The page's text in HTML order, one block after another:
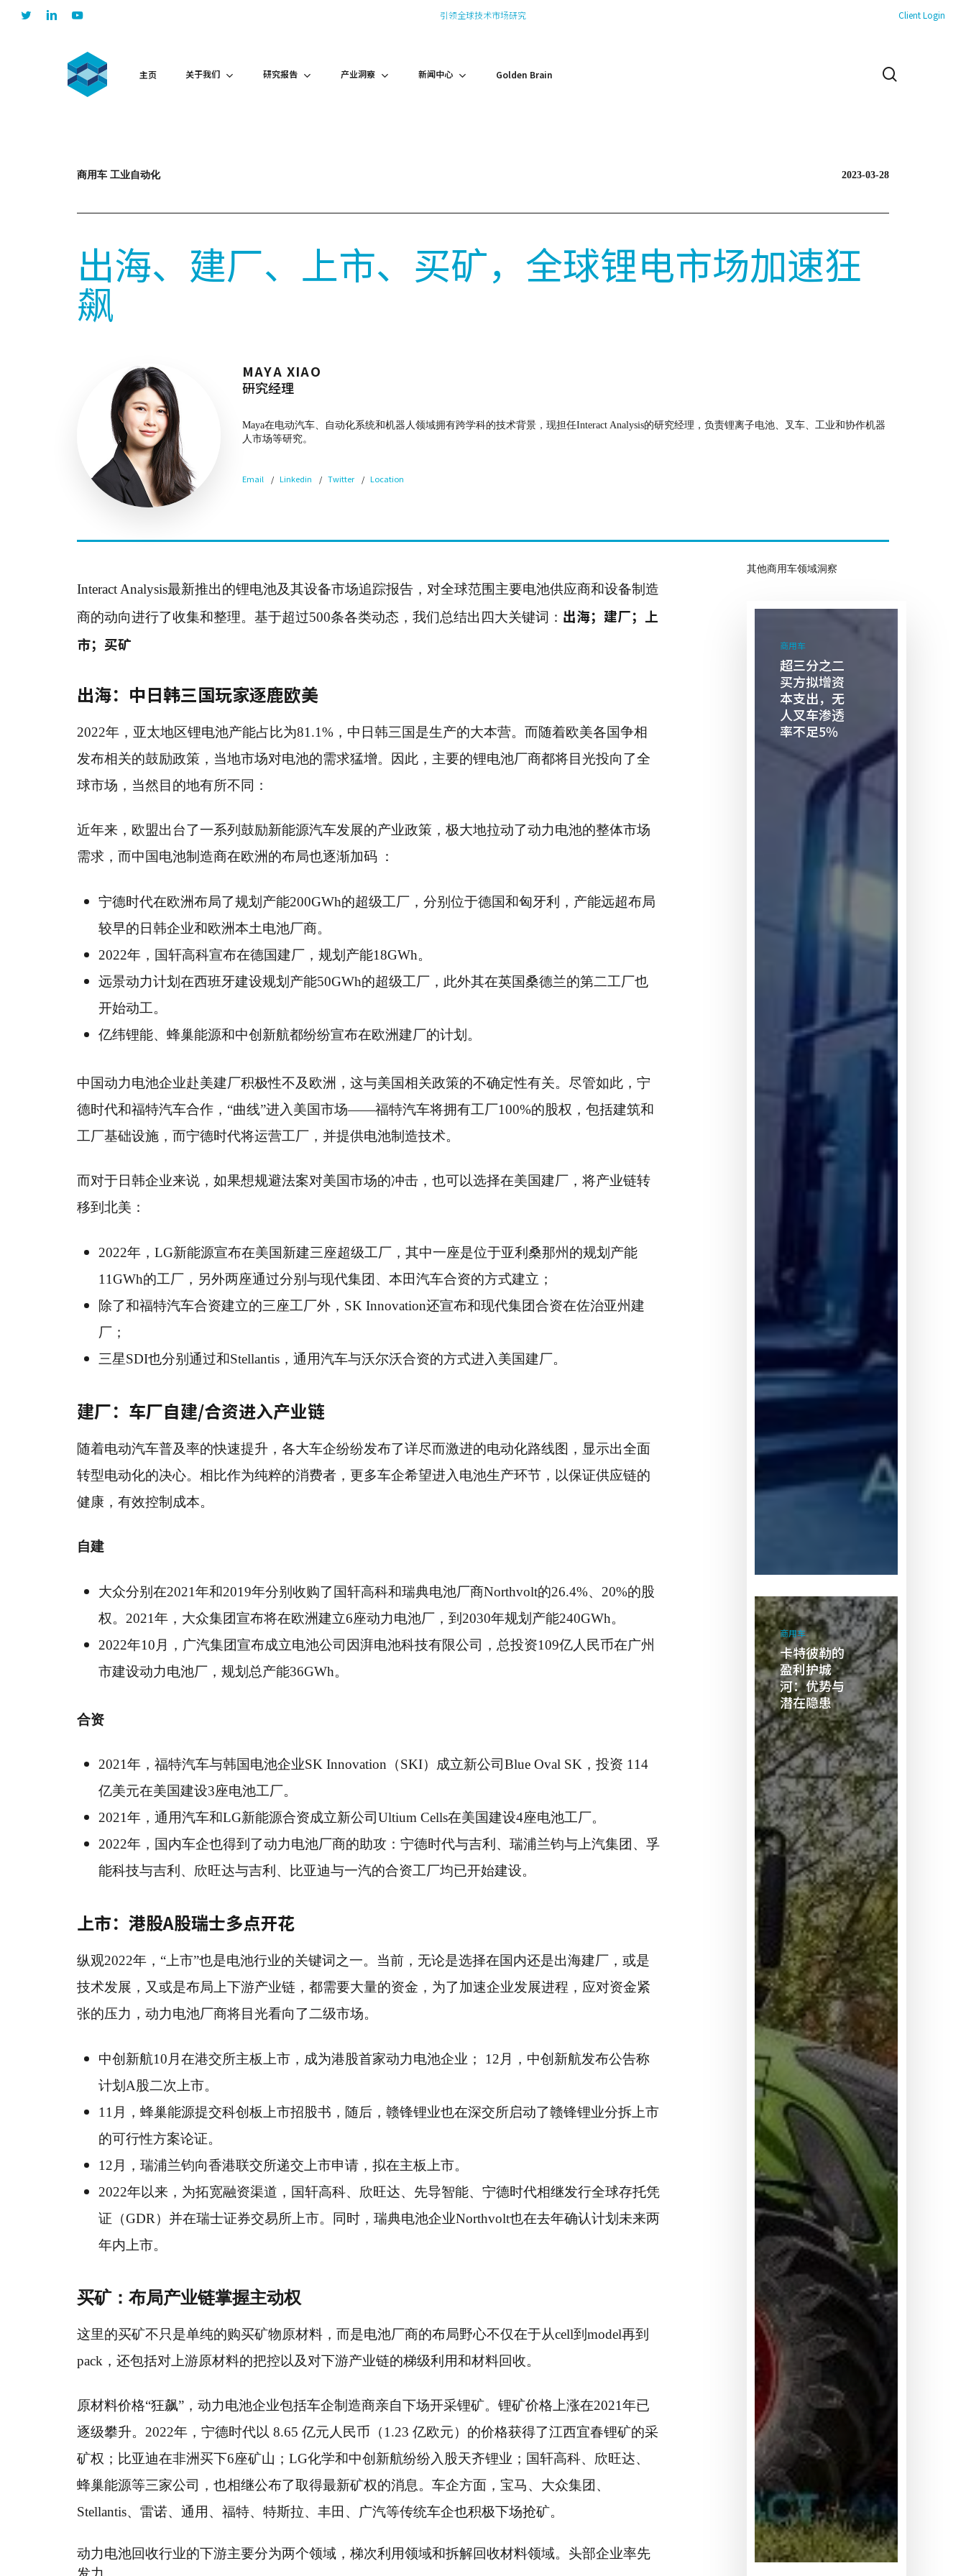
Skip
twitterlinkedin
引领全球技术市场研究 Client Login
主页 关于我们 研究报告 产业洞察 新闻中心 Golden Brain
商用车 工业自动化 2023-03-28
出海、建厂、上市、买矿，全球锂电市场加速狂
飙
MAYA XIAO
研究经理
Maya在电动汽车、自动化系统和机器人领域拥有跨学科的技术背景，现担任Interact Analysis的研究经理，负责锂离子电池、叉车、工业和协作机器
人市场等研究。
Email Linkedin Twitter Location
Interact Analysis最新推出的锂电池及其设备市场追踪报告，对全球范围主要电池供应商和设备制造
商的动向进行了收集和整理。基于超过500条各类动态，我们总结出四大关键词： 出海；建厂；上
市；买矿
出海：中日韩三国玩家逐鹿欧美
2022年，亚太地区锂电池产能占比为81.1%，中日韩三国是生产的大本营。而随着欧美各国争相
发布相关的鼓励政策，当地市场对电池的需求猛增。因此，主要的锂电池厂商都将目光投向了全
球市场，当然目的地有所不同：
近年来，欧盟出台了一系列鼓励新能源汽车发展的产业政策，极大地拉动了动力电池的整体市场
需求，而中国电池制造商在欧洲的布局也逐渐加码 ：
宁德时代在欧洲布局了规划产能200GWh的超级工厂，分别位于德国和匈牙利，产能远超布局
较早的日韩企业和欧洲本土电池厂商。
2022年，国轩高科宣布在德国建厂，规划产能18GWh。
远景动力计划在西班牙建设规划产能50GWh的超级工厂，此外其在英国桑德兰的第二工厂也
开始动工。
亿纬锂能、蜂巢能源和中创新航都纷纷宣布在欧洲建厂的计划。
中国动力电池企业赴美建厂积极性不及欧洲，这与美国相关政策的不确定性有关。尽管如此，宁
德时代和福特汽车合作，“曲线”进入美国市场——福特汽车将拥有工厂100%的股权，包括建筑和
工厂基础设施，而宁德时代将运营工厂，并提供电池制造技术。
而对于日韩企业来说，如果想规避法案对美国市场的冲击，也可以选择在美国建厂，将产业链转
移到北美：
2022年，LG新能源宣布在美国新建三座超级工厂，其中一座是位于亚利桑那州的规划产能
11GWh的工厂，另外两座通过分别与现代集团、本田汽车合资的方式建立；
除了和福特汽车合资建立的三座工厂外，SK Innovation还宣布和现代集团合资在佐治亚州建
厂；
三星SDI也分别通过和Stellantis，通用汽车与沃尔沃合资的方式进入美国建厂。
建厂：车厂自建/合资进入产业链
随着电动汽车普及率的快速提升，各大车企纷纷发布了详尽而激进的电动化路线图，显示出全面
转型电动化的决心。相比作为纯粹的消费者，更多车企希望进入电池生产环节，以保证供应链的
健康，有效控制成本。
自建
大众分别在2021年和2019年分别收购了国轩高科和瑞典电池厂商Northvolt的26.4%、20%的股
权。2021年，大众集团宣布将在欧洲建立6座动力电池厂，到2030年规划产能240GWh。
2022年10月，广汽集团宣布成立电池公司因湃电池科技有限公司，总投资109亿人民币在广州
市建设动力电池厂，规划总产能36GWh。
合资
2021年，福特汽车与韩国电池企业SK Innovation（SKI）成立新公司Blue Oval SK，投资 114
亿美元在美国建设3座电池工厂。
2021年，通用汽车和LG新能源合资成立新公司Ultium Cells在美国建设4座电池工厂。
2022年，国内车企也得到了动力电池厂商的助攻：宁德时代与吉利、瑞浦兰钧与上汽集团、孚
能科技与吉利、欣旺达与吉利、比亚迪与一汽的合资工厂均已开始建设。
上市：港股A股瑞士多点开花
纵观2022年，“上市”也是电池行业的关键词之一。当前，无论是选择在国内还是出海建厂，或是
技术发展，又或是布局上下游产业链，都需要大量的资金，为了加速企业发展进程，应对资金紧
张的压力，动力电池厂商将目光看向了二级市场。
中创新航10月在港交所主板上市，成为港股首家动力电池企业； 12月，中创新航发布公告称
计划A股二次上市。
11月，蜂巢能源提交科创板上市招股书，随后，赣锋锂业也在深交所启动了赣锋锂业分拆上市
的可行性方案论证。
12月，瑞浦兰钧向香港联交所递交上市申请，拟在主板上市。
2022年以来，为拓宽融资渠道，国轩高科、欣旺达、先导智能、宁德时代相继发行全球存托凭
证（GDR）并在瑞士证券交易所上市。同时，瑞典电池企业Northvolt也在去年确认计划未来两
年内上市。
买矿：布局产业链掌握主动权
这里的买矿不只是单纯的购买矿物原材料，而是电池厂商的布局野心不仅在于从cell到model再到
pack，还包括对上游原材料的把控以及对下游产业链的梯级利用和材料回收。
原材料价格“狂飙”，动力电池企业包括车企制造商亲自下场开采锂矿。锂矿价格上涨在2021年已
逐级攀升。2022年，宁德时代以 8.65 亿元人民币（1.23 亿欧元）的价格获得了江西宜春锂矿的采
矿权；比亚迪在非洲买下6座矿山；LG化学和中创新航纷纷入股天齐锂业；国轩高科、欣旺达、
蜂巢能源等三家公司，也相继公布了取得最新矿权的消息。车企方面，宝马、大众集团、
Stellantis、雷诺、通用、福特、特斯拉、丰田、广汽等传统车企也积极下场抢矿。
动力电池回收行业的下游主要分为两个领域，梯次利用领域和拆解回收材料领域。头部企业率先
其他商用车领域洞察
商用车
超三分之二
买方拟增资
本支出，无
人叉车渗透
率不足5%
卡
特
彼
勒
的
盈
利
护
城
河：
优
势
与
潜
在
隐
患
商用车
卡特彼勒的
盈利护城
河：优势与
潜在隐患